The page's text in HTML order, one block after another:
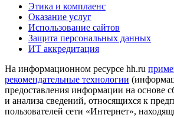
Этика и комплаенс
Оказание услуг
Использование сайтов
Защита персональных данных
ИТ аккредитация
На информационном ресурсе hh.ru
рекомендательные технологии
предоставления информации на основе
и анализа сведений, относящихся к
пользователей сети «Интернет»,